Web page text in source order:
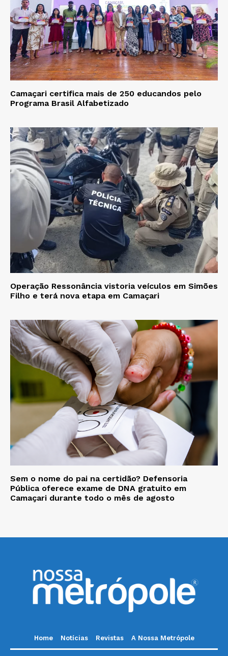
Camaçari certifica mais de 250 educandos pelo
Programa Brasil Alfabetizado
Operação Ressonância vistoria veículos em Simões
Filho e terá nova etapa em Camaçari
Sem o nome do pai na certidão? Defensoria
Pública oferece exame de DNA gratuito em
Camaçari durante todo o mês de agosto
Home Notícias Revistas A Nossa Metrópole